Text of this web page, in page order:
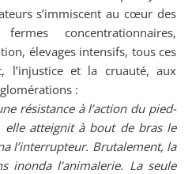
s’immiscent au cœur des
concentrationnaires,
élevages intensifs, tous ces
et la cruauté, aux
:
résistance à l’action du pied-
elle atteignit à bout de bras le
l’interrupteur. Brutalement, la
inonda l’animalerie. La seule